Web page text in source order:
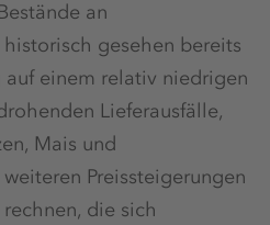
an
gesehen bereits
einem relativ niedrigen
Lieferausfälle,
Mais und
Preissteigerungen
die sich